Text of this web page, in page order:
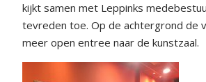
kijkt samen met Leppinks
tevreden toe. Op de achtergrond de
meer open entree naar de kunstzaal.